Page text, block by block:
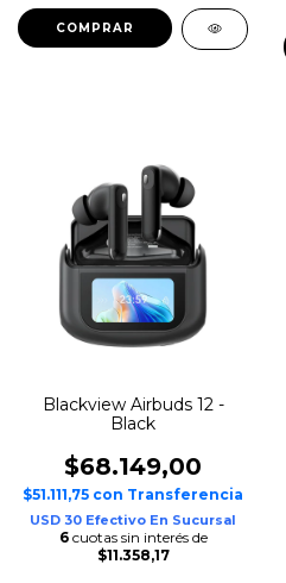
Blackview Airbuds 12 -
Black
$68.149,00
$51.111,75 con Transferencia
USD 30 Efectivo En Sucursal
6 cuotas sin interés de
$11.358,17